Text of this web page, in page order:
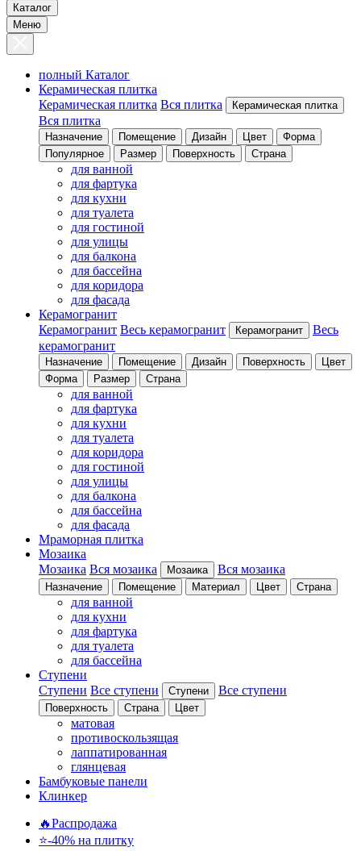
Каталог
Меню
полный Каталог
Керамическая плитка
Керамическая плитка Вся плитка Керамическая плитка
Вся плитка
Назначение Помещение Дизайн Цвет
Форма
Популярное
Размер Поверхность Страна
для ванной
для фартука
для кухни
для туалета
для гостиной
для улицы
для балкона
для бассейна
для коридора
для фасада
Керамогранит
Керамогранит Весь керамогранит Керамогранит
Весь
керамогранит
Назначение Помещение Дизайн Поверхность
Цвет
Форма
Размер Страна
для ванной
для фартука
для кухни
для туалета
для коридора
для гостиной
для улицы
для балкона
для бассейна
для фасада
Мраморная плитка
Мозаика
Мозаика Вся мозаика Мозаика Вся мозаика
Назначение Помещение Материал Цвет Страна
для ванной
для кухни
для фартука
для туалета
для бассейна
Ступени
Ступени Все ступени Ступени Все ступени
Поверхность Страна Цвет
матовая
противоскользящая
лаппатированная
глянцевая
Бамбуковые панели
Клинкер
🔥Распродажа
⭐-40% на плитку